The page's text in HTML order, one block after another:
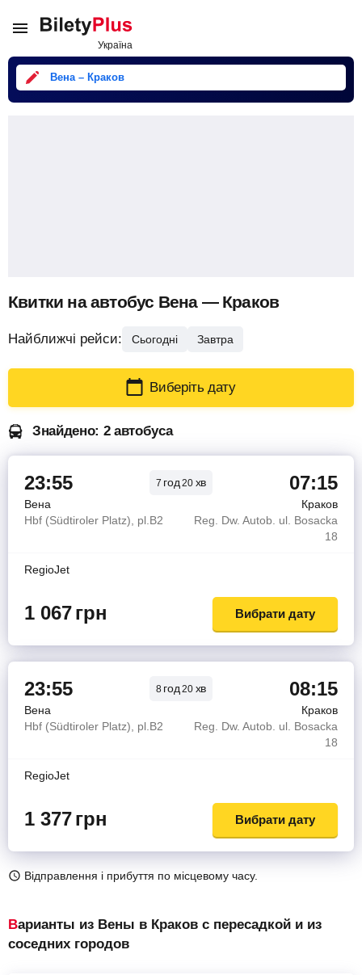
Вена – Краков
Квитки на автобус Вена — Краков
Найближчі рейси: Сьогодні Завтра
Виберіть дату
Знайдено: 2 автобуса
23:55 7 год20 хв 07:15
Вена
Краков
Hbf (Südtiroler Platz), pl.B2
Reg. Dw. Autob. ul. Bosacka
18
RegioJet
1 067грн Вибрати дату
23:55 8 год20 хв 08:15
Вена
Краков
Hbf (Südtiroler Platz), pl.B2
Reg. Dw. Autob. ul. Bosacka
18
RegioJet
1 377грн Вибрати дату
Відправлення і прибуття по місцевому часу.
Варианты из Вены в Краков с пересадкой и из
соседних городов